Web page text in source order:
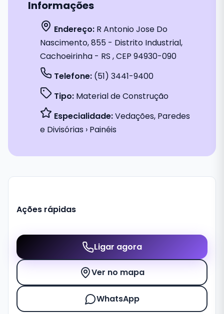
Informações
Endereço: R Antonio Jose Do
Nascimento, 855 - Distrito Industrial,
Cachoeirinha - RS , CEP 94930-090
Telefone: (51) 3441-9400
Tipo: Material de Construção
Especialidade:Vedações, Paredes
e Divisórias › Painéis
Ações rápidas
Ligar agora
Ver no mapa
WhatsApp